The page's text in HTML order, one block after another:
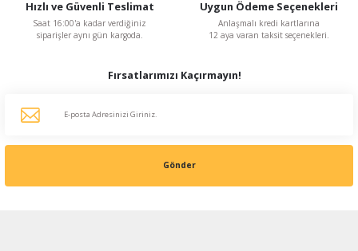
Hızlı ve Güvenli Teslimat
Saat 16:00'a kadar verdiğiniz
siparişler aynı gün kargoda.
Uygun Ödeme Seçenekleri
Anlaşmalı kredi kartlarına
12 aya varan taksit seçenekleri.
Fırsatlarımızı Kaçırmayın!
Gönder